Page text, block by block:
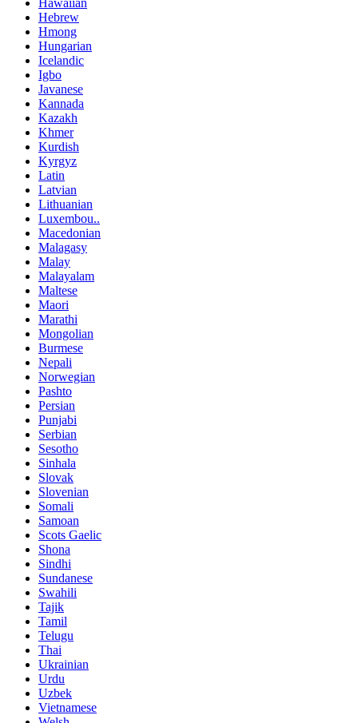
Hawaiian
Hebrew
Hmong
Hungarian
Icelandic
Igbo
Javanese
Kannada
Kazakh
Khmer
Kurdish
Kyrgyz
Latin
Latvian
Lithuanian
Luxembou..
Macedonian
Malagasy
Malay
Malayalam
Maltese
Maori
Marathi
Mongolian
Burmese
Nepali
Norwegian
Pashto
Persian
Punjabi
Serbian
Sesotho
Sinhala
Slovak
Slovenian
Somali
Samoan
Scots Gaelic
Shona
Sindhi
Sundanese
Swahili
Tajik
Tamil
Telugu
Thai
Ukrainian
Urdu
Uzbek
Vietnamese